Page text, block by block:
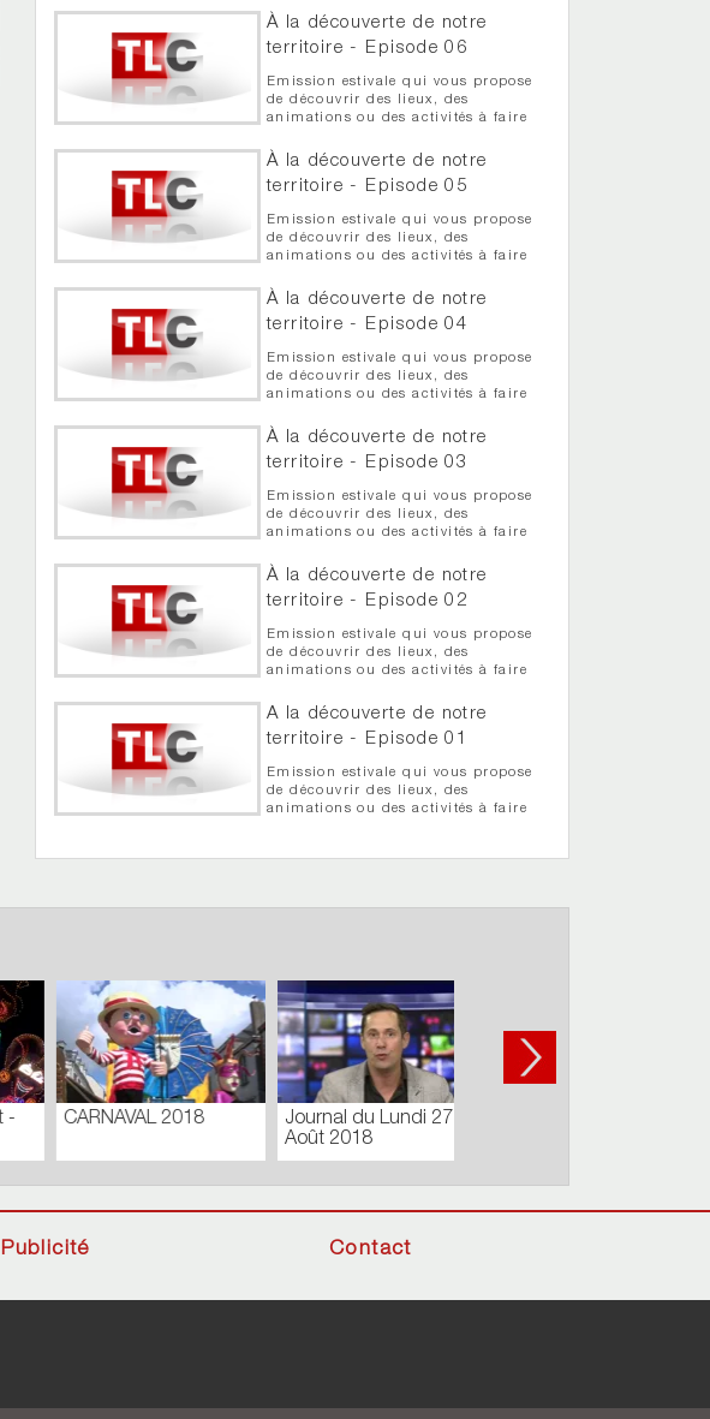
07 - Le château de Mortagne-sur-
À la découverte de notre
territoire - Episode 06
Emission estivale qui vous propose
de découvrir des lieux, des
animations ou des activités à faire
06 - Les brêles Anjouées à Tigné
À la découverte de notre
territoire - Episode 05
Emission estivale qui vous propose
de découvrir des lieux, des
animations ou des activités à faire
05 - Le zoo de la Boissière du Doré
À la découverte de notre
territoire - Episode 04
Emission estivale qui vous propose
de découvrir des lieux, des
animations ou des activités à faire
04 - Balade en toue cabane sur la
À la découverte de notre
territoire - Episode 03
Emission estivale qui vous propose
de découvrir des lieux, des
animations ou des activités à faire
03 - Prestige et collection
À la découverte de notre
territoire - Episode 02
Emission estivale qui vous propose
de découvrir des lieux, des
animations ou des activités à faire
02 - Le cluedo géant au château de
A la découverte de notre
territoire - Episode 01
Emission estivale qui vous propose
de découvrir des lieux, des
animations ou des activités à faire
Journal du Lundi 03
Carnaval de Cholet -
Défilé de jour
Publicité Contact